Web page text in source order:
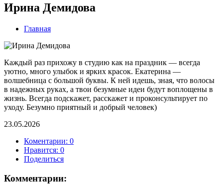
Ирина Демидова
Главная
Каждый раз прихожу в студию как на праздник — всегда
уютно, много улыбок и ярких красок. Екатерина —
волшебница с большой буквы. К ней идешь, зная, что волосы
в надежных руках, а твои безумные идеи будут воплощены в
жизнь. Всегда подскажет, расскажет и проконсультирует по
уходу. Безумно приятный и добрый человек)
23.05.2026
Коментарии: 0
Нравится: 0
Поделиться
Комментарии: